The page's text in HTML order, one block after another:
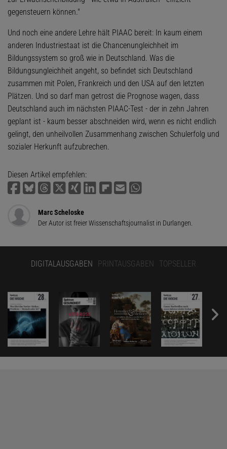
gegensteuern können."
Und noch eine andere Lehre hält PIAAC bereit: In kaum einem
anderen Industriestaat ist die Chancenungleichheit im
Bildungssystem so groß wie in Deutschland. Was die
Bildungsungleichheit angeht, so befindet sich Deutschland
zusammen mit Polen, Frankreich und den USA auf den letzten
Plätzen. Und so darf man getrost die Prognose wagen, dass
Deutschland auch im nächsten PIAAC-Test - der in zehn Jahren
geplant ist - kaum besser abschneiden wird, wenn es nicht endlich
gelingt, den unheilvollen Zusammenhang zwischen Schulerfolg und
sozialer Herkunft aufzubrechen.
Diesen Artikel empfehlen:
Marc Scheloske
Der Autor ist freier Wissenschaftsjournalist in Durlangen.
DIGITALAUSGABEN PRINTAUSGABEN TOPSELLER